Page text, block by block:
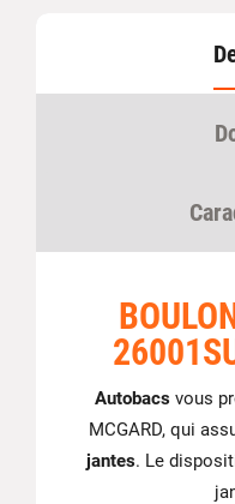
Autobacsvous
MCGARD, qui
jantes. Le